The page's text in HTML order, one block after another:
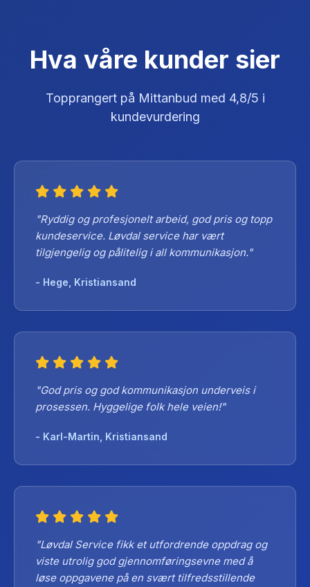
Hva våre kunder sier
Topprangert på Mittanbud med 4,8/5 i
kundevurdering
"Ryddig og profesjonelt arbeid, god pris og topp
kundeservice. Løvdal service har vært
tilgjengelig og pålitelig i all kommunikasjon."
- Hege, Kristiansand
"God pris og god kommunikasjon underveis i
prosessen. Hyggelige folk hele veien!"
- Karl-Martin, Kristiansand
"Løvdal Service fikk et utfordrende oppdrag og
viste utrolig god gjennomføringsevne med å
løse oppgavene på en svært tilfredsstillende